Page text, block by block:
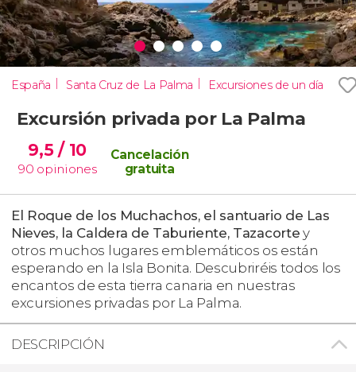
España Santa Cruz de La Palma Excursiones de un día
Excursión privada por La Palma
9,5/ 10
90 opiniones
Cancelación
gratuita
El Roque de los Muchachos, el santuario de Las
Nieves, la Caldera de Taburiente, Tazacorte y
otros muchos lugares emblemáticos os están
esperando en la Isla Bonita. Descubriréis todos los
encantos de esta tierra canaria en nuestras
excursiones privadas por La Palma.
DESCRIPCIÓN